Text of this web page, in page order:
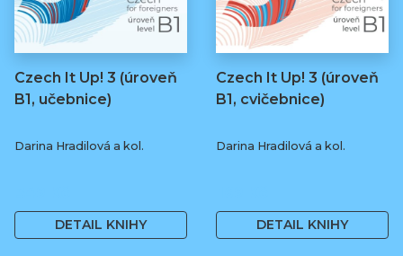
Czech It Up! 3 (úroveň
B1, učebnice)
Darina Hradilová a kol.
DETAIL KNIHY
Czech It Up! 3 (úroveň
B1, cvičebnice)
Darina Hradilová a kol.
DETAIL KNIHY